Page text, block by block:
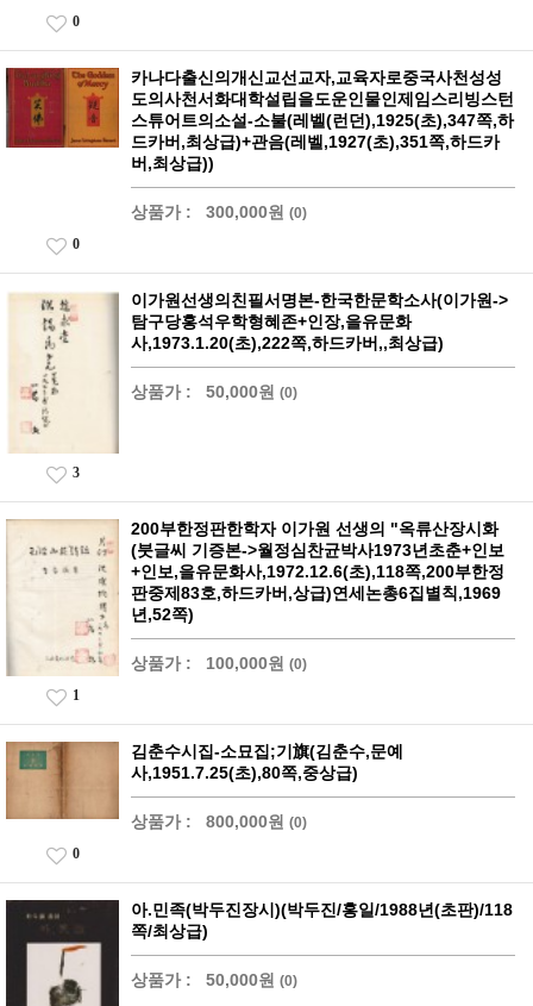
0
카나다출신의개신교선교자,교육자로중국사천성성
도의사천서화대학설립을도운인물인제임스리빙스턴
스튜어트의소설-소불(레벨(런던),1925(초),347쪽,하
드카버,최상급)+관음(레벨,1927(초),351쪽,하드카
버,최상급))
상품가 : 300,000원 (0)
0
이가원선생의친필서명본-한국한문학소사(이가원->
탐구당홍석우학형혜존+인장,을유문화
사,1973.1.20(초),222쪽,하드카버,,최상급)
상품가 : 50,000원 (0)
3
200부한정판한학자 이가원 선생의 "옥류산장시화
(붓글씨 기증본->월정심찬균박사1973년초춘+인보
+인보,을유문화사,1972.12.6(초),118쪽,200부한정
판중제83호,하드카버,상급)연세논총6집별칙,1969
년,52쪽)
상품가 : 100,000원 (0)
1
김춘수시집-소묘집;기旗(김춘수,문예
사,1951.7.25(초),80쪽,중상급)
상품가 : 800,000원 (0)
0
아.민족(박두진장시)(박두진/홍일/1988년(초판)/118
쪽/최상급)
상품가 : 50,000원 (0)